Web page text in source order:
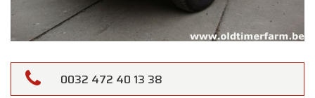
0032 472 40 13 38